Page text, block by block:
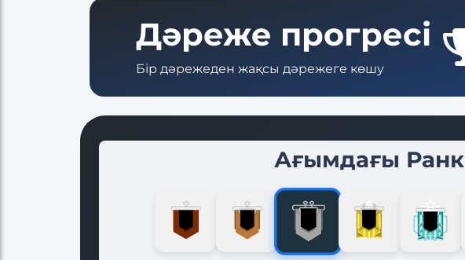
Дәреже прогресі
Бір дәрежеден жақсы дәрежеге көшу
Ағымдағы Ранк